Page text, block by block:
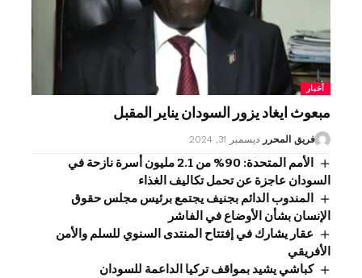
أخبار
مبعوث ايغاد يزور السودان يناير المقبل
فريق المحرر ديسمبر 31, 2024
الأمم المتحدة: 90% من 2.1 مليون أسرة نازحة في
السودان عاجزة عن تحمل تكاليف الغذاء
المندوب الدائم بجنيف يجتمع برئيس مجلس حقوق
الإنسان بشأن الأوضاع في الفاشر
عقار يشارك في إفتتاح المنتدى السنوي للسلم والأمن
الأفريقي
كباشي يشيد بمواقف تركيا الداعمة للسودان